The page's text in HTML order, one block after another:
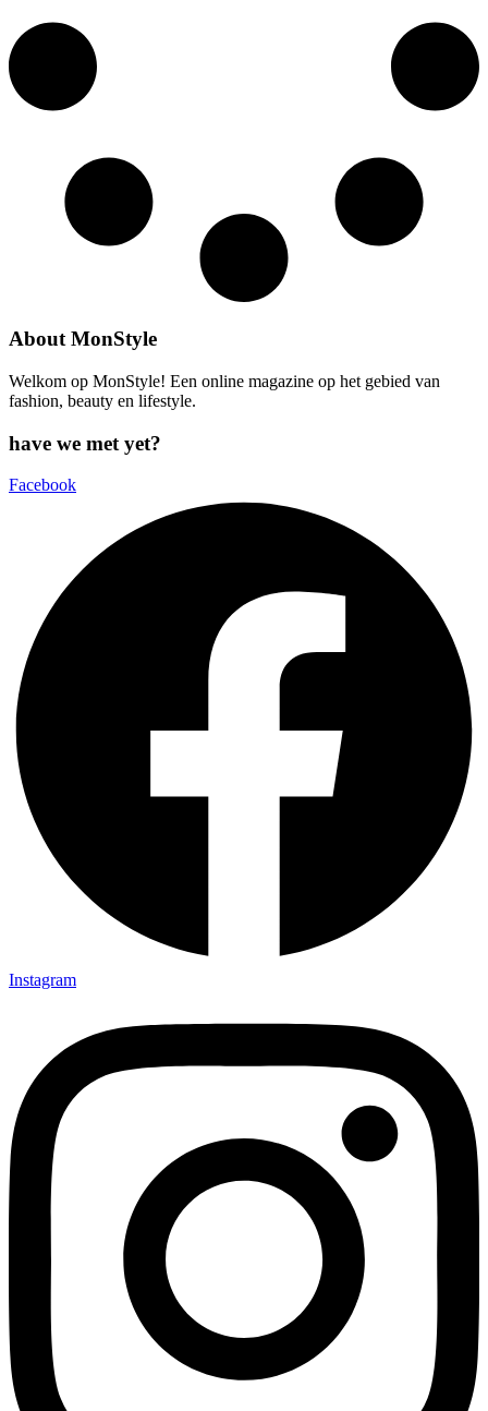
About MonStyle
Welkom op MonStyle! Een online magazine op het gebied van
fashion, beauty en lifestyle.
have we met yet?
Facebook
Instagram